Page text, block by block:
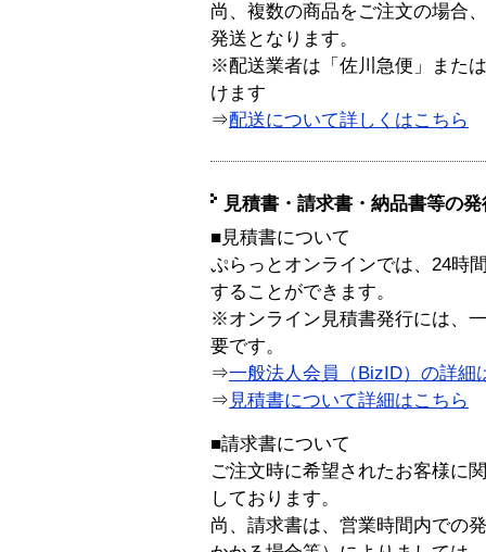
尚、複数の商品をご注文の場合
発送となります。
※配送業者は「佐川急便」また
けます
⇒配送について詳しくはこちら
見積書・請求書・納品書等の
■見積書について
ぷらっとオンラインでは、24時
することができます。
※オンライン見積書発行には、
要です。
⇒一般法人会員（BizID）の詳細
⇒ 見積書について詳細はこちら
■請求書について
ご注文時に希望されたお客様に
しております。
尚、請求書は、営業時間内での